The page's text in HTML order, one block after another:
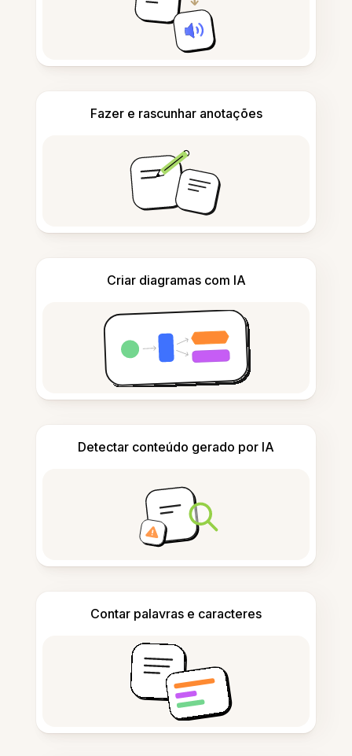
Fazer e rascunhar anotações
Criar diagramas com IA
Detectar conteúdo gerado por IA
Contar palavras e caracteres